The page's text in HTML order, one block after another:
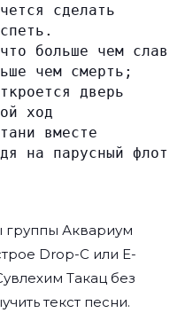
сделать
больше чем слава
чем смерть;
дверь
ход
вместе
на парусный флот.
группы Аквариум
Drop-C или E-
Такац без
текст песни.